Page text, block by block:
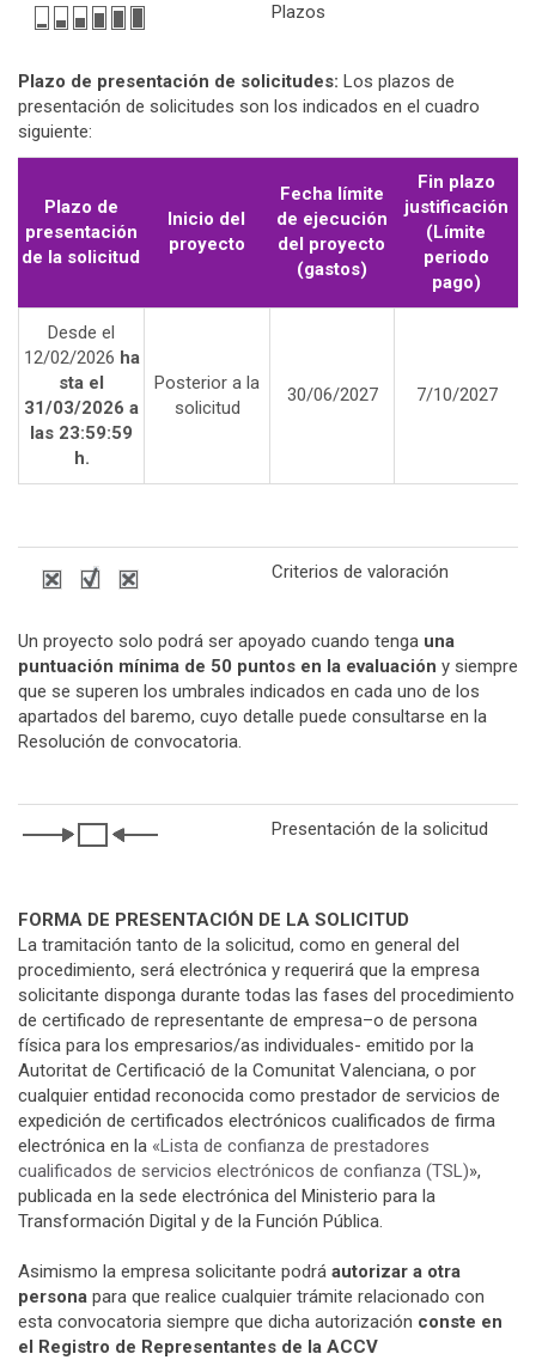
Plazos
Plazo de presentación de solicitudes: Los plazos de
presentación de solicitudes son los indicados en el cuadro
siguiente:
Plazo de
presentación
de la solicitud
Inicio del
proyecto
Fecha límite
de ejecución
del proyecto
(gastos)
Fin plazo
justificación
(Límite
periodo
pago)
Desde el
12/02/2026 ha
sta el
31/03/2026 a
las 23:59:59
h.
Posterior a la
solicitud
30/06/2027 7/10/2027
Criterios de valoración
Un proyecto solo podrá ser apoyado cuando tenga una
puntuación mínima de 50 puntos en la evaluación y siempre
que se superen los umbrales indicados en cada uno de los
apartados del baremo, cuyo detalle puede consultarse en la
Resolución de convocatoria.
Presentación de la solicitud
FORMA DE PRESENTACIÓN DE LA SOLICITUD
La tramitación tanto de la solicitud, como en general del
procedimiento, será electrónica y requerirá que la empresa
solicitante disponga durante todas las fases del procedimiento
de certificado de representante de empresa–o de persona
física para los empresarios/as individuales- emitido por la
Autoritat de Certificació de la Comunitat Valenciana, o por
cualquier entidad reconocida como prestador de servicios de
expedición de certificados electrónicos cualificados de firma
electrónica en la «Lista de confianza de prestadores
cualificados de servicios electrónicos de confianza (TSL)»,
publicada en la sede electrónica del Ministerio para la
Transformación Digital y de la Función Pública.
Asimismo la empresa solicitante podrá autorizar a otra
persona para que realice cualquier trámite relacionado con
esta convocatoria siempre que dicha autorización conste en
el Registro de Representantes de la ACCV